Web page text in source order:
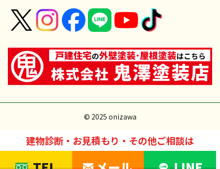
© 2025 onizawa
建物診断・お見積もり・その他ご相談は